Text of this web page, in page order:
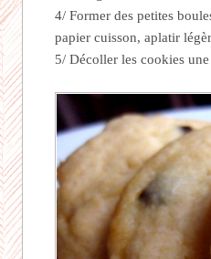
4/ Former des petites
papier cuisson, aplatir
5/ Décoller les cookies